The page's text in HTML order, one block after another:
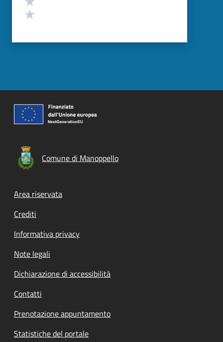
Comune di Manoppello
Footer menu
Area riservata
Crediti
Informativa privacy
Note legali
Dichiarazione di accessibilità
Contatti
Prenotazione appuntamento
Statistiche del portale